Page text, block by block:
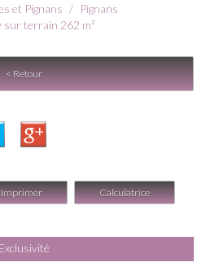
et Pignans
Pignans
sur terrain 262 m²
< Retour
Imprimer Calculatrice
Exclusivité